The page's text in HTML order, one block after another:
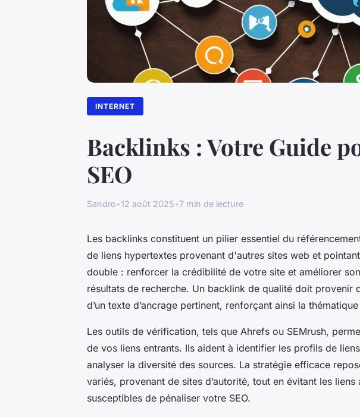
INTERNET
Backlinks : Votre Guide
SEO
Sandro•12 août 2025•7 min de lecture
Les backlinks constituent un pilier essentiel du
de liens hypertextes provenant d'autres sites web et
double : renforcer la crédibilité de votre site et améliorer
résultats de recherche. Un backlink de qualité doit provenir
d’un texte d’ancrage pertinent, renforçant ainsi la
Les outils de vérification, tels que Ahrefs ou SEMrush,
de vos liens entrants. Ils aident à identifier les profils de
analyser la diversité des sources. La stratégie efficace
variés, provenant de sites d’autorité, tout en évitant les
susceptibles de pénaliser votre SEO.